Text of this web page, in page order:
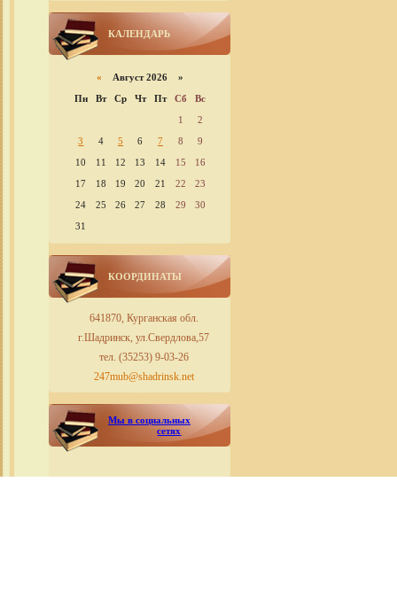
КАЛЕНДАРЬ
« Август 2026 »
Пн
Вт Ср Чт Пт Сб
Вс
1
2
3
4 5 6 7 8
9
10
11 12 13 14 15
16
17
18 19 20 21 22
23
24
25 26 27 28 29
30
31
КООРДИНАТЫ
641870, Курганская обл.
г.Шадринск, ул.Свердлова,57
тел. (35253) 9-03-26
247mub@shadrinsk.net
Мы в социальных
сетях